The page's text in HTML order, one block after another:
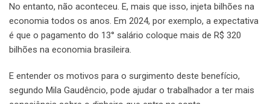
No entanto, não aconteceu. E, mais que isso, injeta bilhões na
economia todos os anos. Em 2024, por exemplo, a expectativa
é que o pagamento do 13° salário coloque mais de R$ 320
bilhões na economia brasileira.
E entender os motivos para o surgimento deste benefício,
segundo Mila Gaudêncio, pode ajudar o trabalhador a ter mais